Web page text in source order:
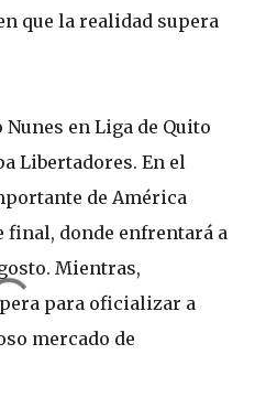
que la realidad supera
en Liga de Quito
Libertadores. En el
de América
final, donde enfrentará a
Mientras,
para oficializar a
mercado de